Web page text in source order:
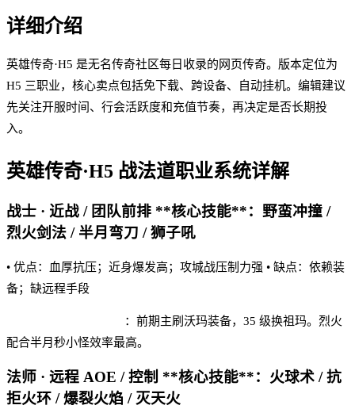
详细介绍
英雄传奇·H5 是无名传奇社区每日收录的网页传奇。版本定位为
H5 三职业，核心卖点包括免下载、跨设备、自动挂机。编辑建议
先关注开服时间、行会活跃度和充值节奏，再决定是否长期投
入。
英雄传奇·H5 战法道职业系统详解
战士 · 近战 / 团队前排 **核心技能**：野蛮冲撞 /
烈火剑法 / 半月弯刀 / 狮子吼
• 优点：血厚抗压；近身爆发高；攻城战压制力强 • 缺点：依赖装
备；缺远程手段
：前期主刷沃玛装备，35 级换祖玛。烈火
配合半月秒小怪效率最高。
法师 · 远程 AOE / 控制 **核心技能**：火球术 / 抗
拒火环 / 爆裂火焰 / 灭天火